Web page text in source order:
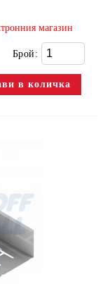
магазин
Брой: